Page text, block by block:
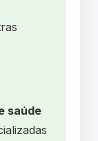
saúde